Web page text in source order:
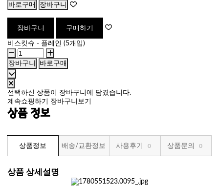
바로구매 장바구니
장바구니 구매하기
비스킷슈 - 플레인 (5개입)
장바구니 바로구매
선택하신 상품이 장바구니에 담겼습니다.
계속쇼핑하기
장바구니보기
상품 정보
상품정보 배송/교환정보 사용후기 0 상품문의 0
상품 상세설명